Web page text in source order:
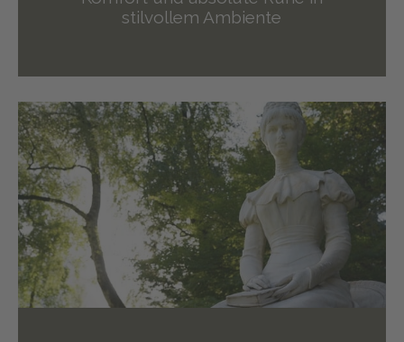
stilvollem Ambiente